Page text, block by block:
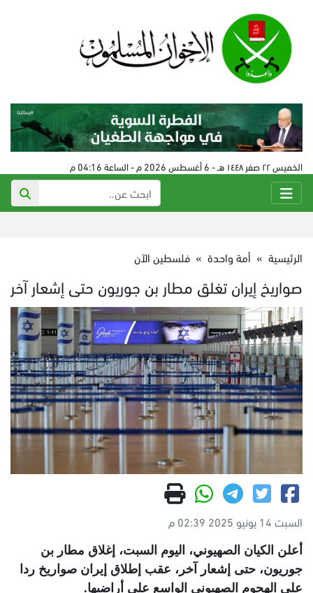
الخميس ٢٢ صفر ١٤٤٨ هـ - 6 أغسطس 2026 م - الساعة 04:16 م
الرئيسية » أمة واحدة » فلسطين الآن
صواريخ إيران تغلق مطار بن جوريون حتى إشعار آخر
السبت 14 يونيو 2025 02:39 م
أعلن الكيان الصهيوني، اليوم السبت، إغلاق مطار بن
جوريون، حتى إشعار آخر، عقب إطلاق إيران صواريخ ردا
على الهجوم الصهيوني الواسع على أراضيها.